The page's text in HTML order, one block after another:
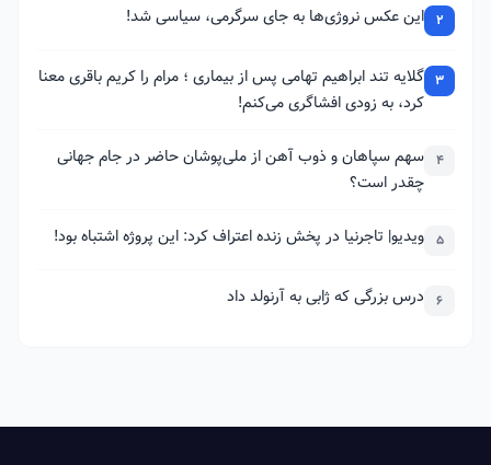
2 این عکس نروژی‌ها به جای سرگرمی، سیاسی شد!
3 گلایه تند ابراهیم تهامی پس از بیماری ؛ مرام را کریم باقری معنا
کرد، به زودی افشاگری می‌کنم!
4 سهم سپاهان و ذوب آهن از ملی‌پوشان حاضر در جام جهانی
چقدر است؟
5 ویدیو| تاجرنیا در پخش زنده اعتراف کرد: این پروژه اشتباه بود!
6 درس بزرگی که ژابی به آرنولد داد